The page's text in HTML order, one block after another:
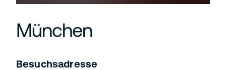
München
Besuchsadresse